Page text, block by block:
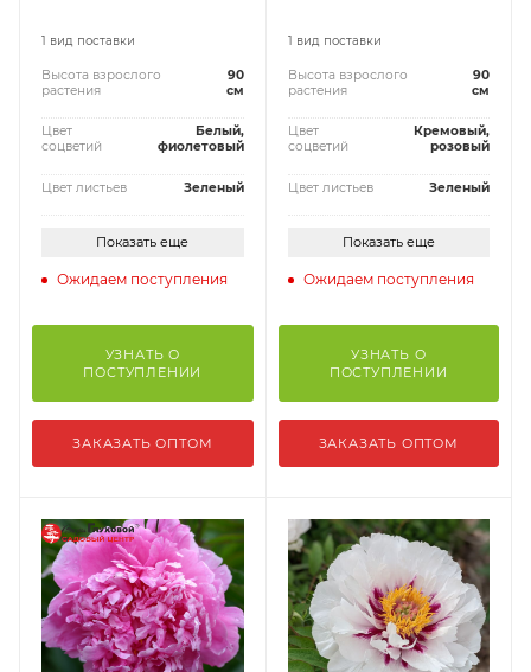
1 вид поставки
Высота взрослого
растения
90
см
Цвет
соцветий
Белый,
фиолетовый
Цвет листьев Зеленый
Показать еще
Ожидаем поступления
УЗНАТЬ О
ПОСТУПЛЕНИИ
ЗАКАЗАТЬ ОПТОМ
1 вид поставки
Высота взрослого
растения
90
см
Цвет
соцветий
Кремовый,
розовый
Цвет листьев Зеленый
Показать еще
Ожидаем поступления
УЗНАТЬ О
ПОСТУПЛЕНИИ
ЗАКАЗАТЬ ОПТОМ